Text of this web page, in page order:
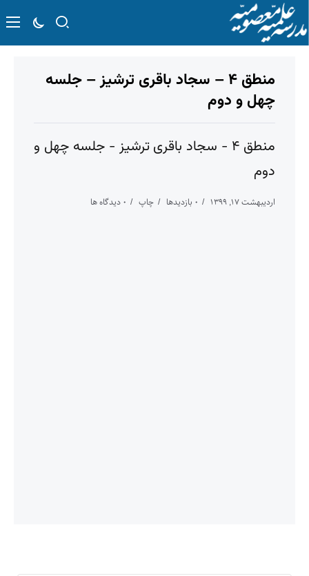
منطق ۴ – سجاد باقری ترشیز – جلسه
چهل و دوم
منطق ۴ - سجاد باقری ترشیز - جلسه چهل و
دوم
اردیبهشت ۱۷, ۱۳۹۹ ۰ بازدیدها چاپ ۰ دیدگاه ها